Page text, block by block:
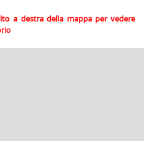
a destra della mappa per vedere